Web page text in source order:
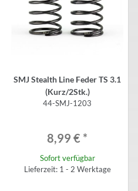
SMJ Stealth Line Feder TS 3.1
(Kurz/2Stk.)
44-SMJ-1203
8,99 € *
Sofort verfügbar
Lieferzeit: 1 - 2 Werktage